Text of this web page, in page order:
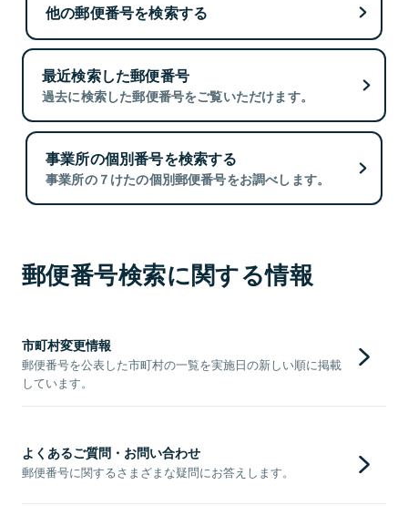
他の郵便番号を検索する
最近検索した郵便番号
過去に検索した郵便番号をご覧いただけます。
事業所の個別番号を検索する
事業所の７けたの個別郵便番号をお調べします。
郵便番号検索に関する情報
市町村変更情報
郵便番号を公表した市町村の一覧を実施日の新しい順に掲載
しています。
よくあるご質問・お問い合わせ
郵便番号に関するさまざまな疑問にお答えします。